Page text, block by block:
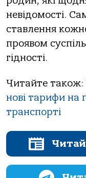
невідомості.
ставлення
проявом
гідності.
Читайте також:
нові тарифи на
транспорті